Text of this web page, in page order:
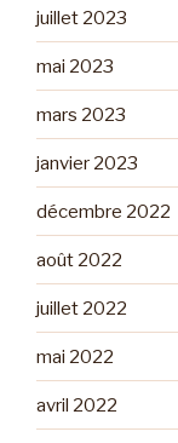
juillet 2023
mai 2023
mars 2023
janvier 2023
décembre 2022
août 2022
juillet 2022
mai 2022
avril 2022